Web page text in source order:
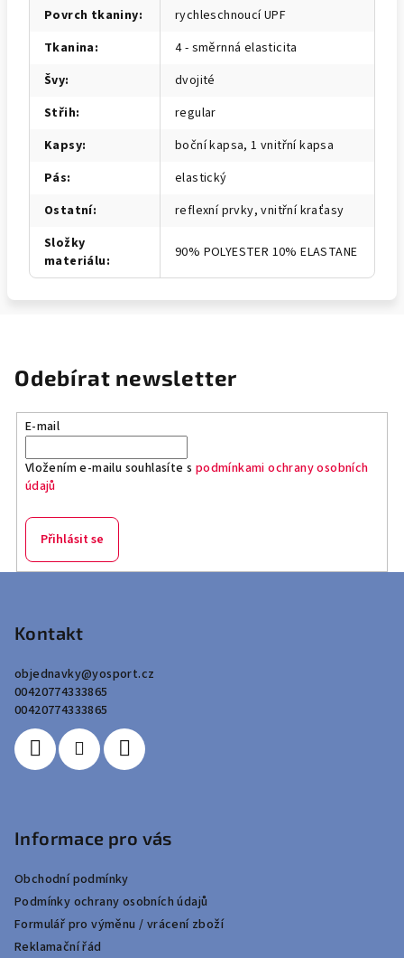
Povrch tkaniny:
rychleschnoucí UPF
Tkanina:
4 - směrnná elasticita
Švy:
dvojité
Střih:
regular
Kapsy:
boční kapsa, 1 vnitřní kapsa
Pás:
elastický
Ostatní:
reflexní prvky, vnitřní kraťasy
Složky
materiálu: 90% POLYESTER 10% ELASTANE
Odebírat newsletter
E-mail
Vložením e-mailu souhlasíte s podmínkami ochrany osobních
údajů
Přihlásit se
Kontakt
objednavky@yosport.cz
00420774333865
00420774333865
Informace pro vás
Obchodní podmínky
Podmínky ochrany osobních údajů
Formulář pro výměnu / vrácení zboží
Reklamační řád